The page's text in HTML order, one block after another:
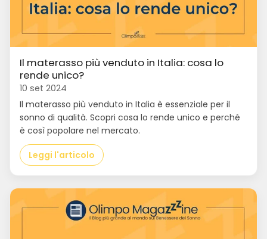
Il materasso più venduto in Italia: cosa lo
rende unico?
10 set 2024
Il materasso più venduto in Italia è essenziale per il
sonno di qualità. Scopri cosa lo rende unico e perché
è così popolare nel mercato.
Leggi l'articolo